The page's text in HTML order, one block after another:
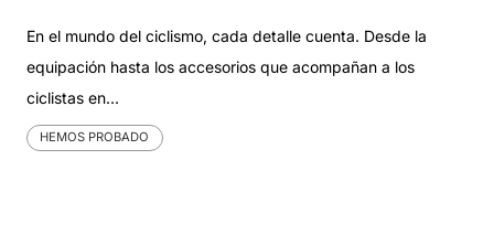
En el mundo del ciclismo, cada detalle cuenta. Desde la
equipación hasta los accesorios que acompañan a los
ciclistas en…
HEMOS PROBADO